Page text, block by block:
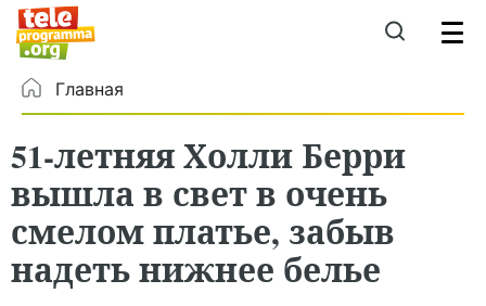
Главная
51-летняя Холли Берри
вышла в свет в очень
смелом платье, забыв
надеть нижнее белье